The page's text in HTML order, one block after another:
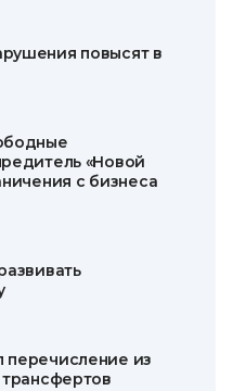
повысят в
«Новой
с бизнеса
из